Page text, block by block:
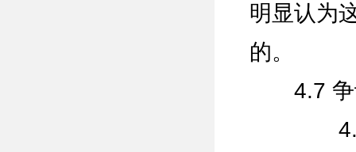
明显认为
的。
4.7 争
4.7.1